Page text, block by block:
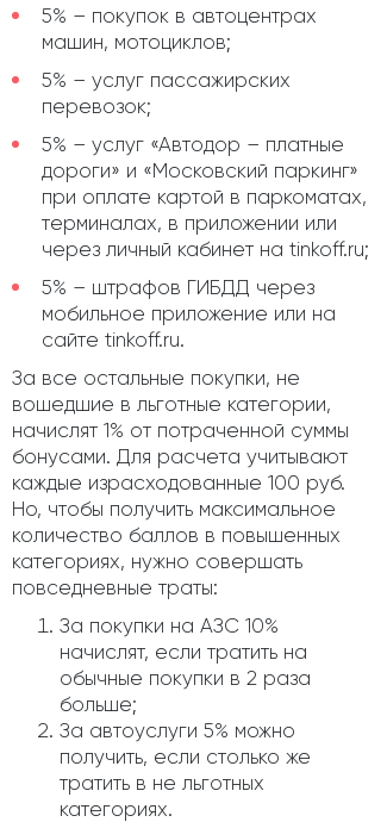
5% – покупок в автоцентрах
машин, мотоциклов;
5% – услуг пассажирских
перевозок;
5% – услуг «Автодор – платные
дороги» и «Московский паркинг»
при оплате картой в паркоматах,
терминалах, в приложении или
через личный кабинет на tinkoff.ru;
5% – штрафов ГИБДД через
мобильное приложение или на
сайте tinkoff.ru.
За все остальные покупки, не
вошедшие в льготные категории,
начислят 1% от потраченной суммы
бонусами. Для расчета учитывают
каждые израсходованные 100 руб.
Но, чтобы получить максимальное
количество баллов в повышенных
категориях, нужно совершать
повседневные траты:
За покупки на АЗС 10%
начислят, если тратить на
обычные покупки в 2 раза
больше;
За автоуслуги 5% можно
получить, если столько же
тратить в не льготных
категориях.